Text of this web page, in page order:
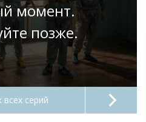
момент.
позже.
всех серий